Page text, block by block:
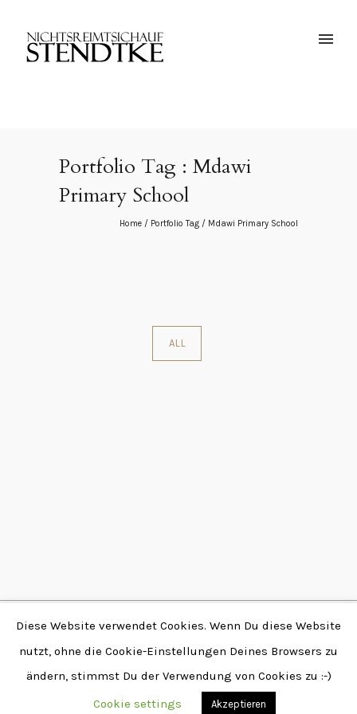
Portfolio Tag : Mdawi
Primary School
Home / Portfolio Tag / Mdawi Primary School
ALL
Copyright © 2026 by
Fabian Stendtke | Alle
Rechte vorbehalten |
www.stendtke.de
Diese Website verwendet Cookies. Wenn Du diese Website
nutzt, ohne die Cookie-Einstellungen Deines Browsers zu
ändern, stimmst Du der Verwendung von Cookies zu :-)
Cookie settings
Akzeptieren